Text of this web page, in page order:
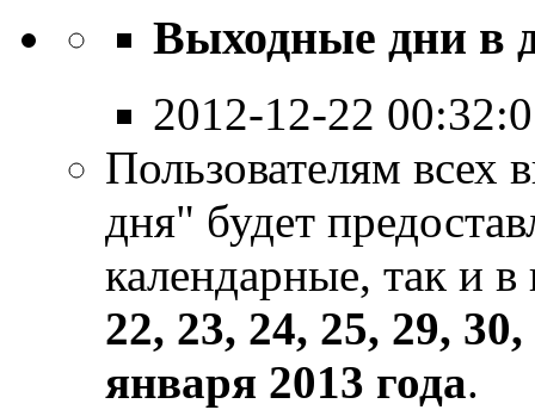
Выходные дни в
2012-12-22
Пользователям
дня" будет
календарные, так и
22, 23, 24, 25, 29,
января 2013 года.